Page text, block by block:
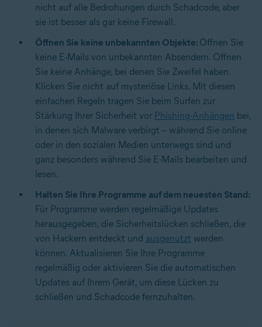
nicht auf alle Bedrohungen durch Schadcode, aber
sie ist besser als gar keine Firewall.
Öffnen Sie keine unbekannten Objekte: Öffnen Sie
keine E-Mails von unbekannten Absendern. Öffnen
Sie keine Anhänge, bei denen Sie Zweifel haben.
Klicken Sie nicht auf mysteriöse Links. Mit diesen
einfachen Regeln tragen Sie beim Surfen zur
Stärkung Ihrer Sicherheit vor Phishing-Anhängen bei,
in denen sich Malware verbirgt – während Sie online
oder in den sozialen Medien unterwegs sind und
ganz besonders während Sie E-Mails bearbeiten und
lesen.
Halten Sie Ihre Programme auf dem neuesten Stand:
Für Programme werden regelmäßige Updates
herausgegeben, die Sicherheitslücken schließen, die
von Hackern entdeckt und ausgenutzt werden
können. Aktualisieren Sie Ihre Programme
regelmäßig oder aktivieren Sie die automatischen
Updates auf Ihrem Gerät, um diese Lücken zu
schließen und Schadcode fernzuhalten.